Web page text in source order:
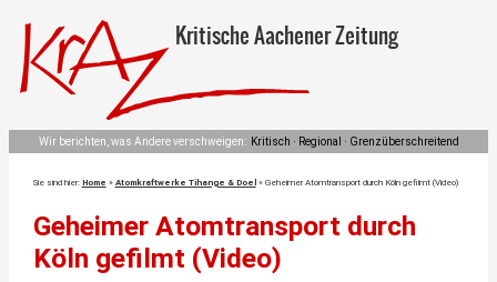
Kritische Aachener Zeitung
Wir berichten, was Andere verschweigen: Kritisch · Regional · Grenzüberschreitend
Sie sind hier: Home » Atomkraftwerke Tihange & Doel» Geheimer Atomtransport durch Köln gefilmt (Video)
Geheimer Atomtransport durch
Köln gefilmt (Video)